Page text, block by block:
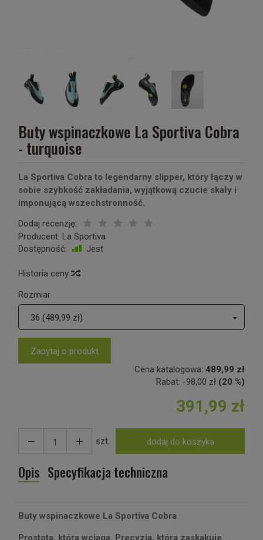
Buty wspinaczkowe La Sportiva Cobra
- turquoise
La Sportiva Cobra to legendarny slipper, który łączy w
sobie szybkość zakładania, wyjątkową czucie skały i
imponującą wszechstronność.
Dodaj recenzję:
Producent: La Sportiva
Dostępność:
Jest
Historia ceny
Rozmiar
36 (489,99 zł)
Zapytaj o produkt
Cena katalogowa: 489,99 zł
Rabat: -98,00 zł (20 %)
391,99 zł
szt. dodaj do koszyka
Opis Specyfikacja techniczna
Buty wspinaczkowe La Sportiva Cobra
Prostota, która wciąga. Precyzja, która zaskakuje.